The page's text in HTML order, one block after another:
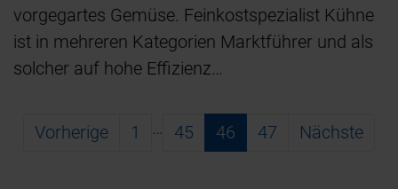
vorgegartes Gemüse. Feinkostspezialist Kühne
ist in mehreren Kategorien Marktführer und als
solcher auf hohe Effizienz…
Vorherige 1 … 45 46 47 Nächste